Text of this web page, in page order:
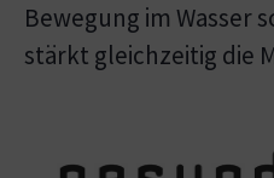
Bewegung im Wasser
stärkt gleichzeitig die